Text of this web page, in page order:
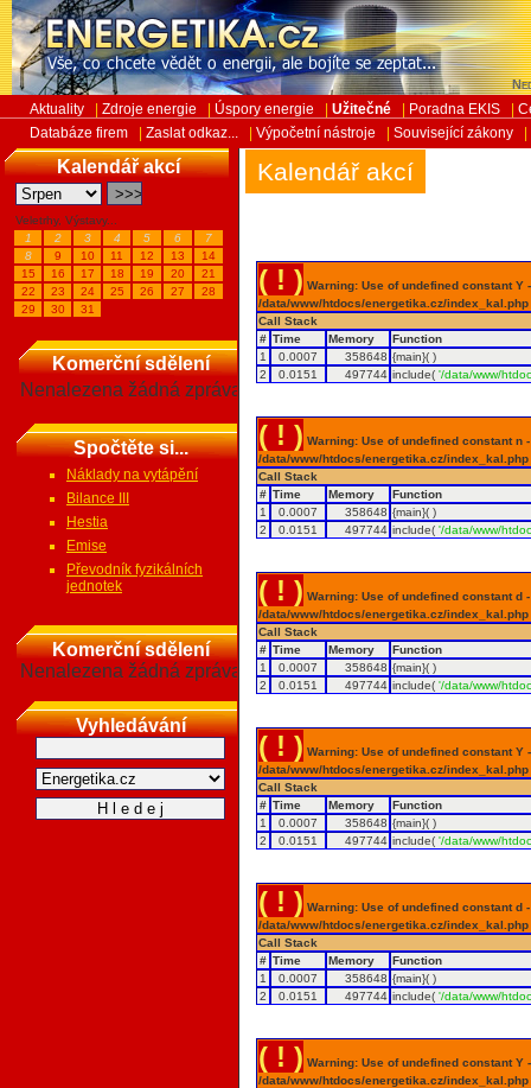
Aktuality Zdroje energie Úspory energie Užitečné Poradna EKIS
Databáze firem
Zaslat odkaz... Výpočetní nástroje Související zákony
Kalendář akcí
Veletrhy, Výstavy...
1
2 3 4 5 6
7
8
9 10 11 12 13
14
15
16 17 18 19 20
21
22
23 24 25 26 27
28
29
30 31
Komerční sdělení
Nenalezena žádná zpráva
Spočtěte si...
Náklady na vytápění
Bilance III
Hestia
Emise
Převodník fyzikálních
jednotek
Komerční sdělení
Nenalezena žádná zpráva
Vyhledávání
Kalendář akcí
( ! ) Warning: Use of undefined constant
/data/www/htdocs/energetika.cz/
Call Stack
# Time Memory
Function
1
0.0007 358648 {main}( )
2
0.0151 497744 include('/data/www/
( ! ) Warning: Use of undefined constant
/data/www/htdocs/energetika.cz/
Call Stack
# Time Memory
Function
1
0.0007 358648 {main}( )
2
0.0151 497744 include('/data/www/
( ! ) Warning: Use of undefined constant
/data/www/htdocs/energetika.cz/
Call Stack
# Time Memory
Function
1
0.0007 358648 {main}( )
2
0.0151 497744 include('/data/www/
( ! ) Warning: Use of undefined constant
/data/www/htdocs/energetika.cz/
Call Stack
# Time Memory
Function
1
0.0007 358648 {main}( )
2
0.0151 497744 include('/data/www/
( ! ) Warning: Use of undefined constant
/data/www/htdocs/energetika.cz/
Call Stack
# Time Memory
Function
1
0.0007 358648 {main}( )
2
0.0151 497744 include('/data/www/
( ! ) Warning: Use of undefined constant
/data/www/htdocs/energetika.cz/